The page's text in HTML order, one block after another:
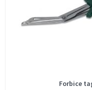
Forbice